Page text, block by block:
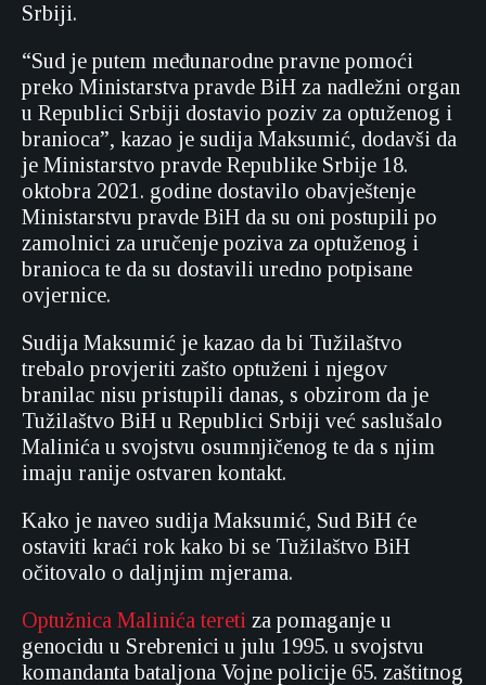
Srbiji.
“Sud je putem međunarodne pravne pomoći
preko Ministarstva pravde BiH za nadležni organ
u Republici Srbiji dostavio poziv za optuženog i
branioca”, kazao je sudija Maksumić, dodavši da
je Ministarstvo pravde Republike Srbije 18.
oktobra 2021. godine dostavilo obavještenje
Ministarstvu pravde BiH da su oni postupili po
zamolnici za uručenje poziva za optuženog i
branioca te da su dostavili uredno potpisane
ovjernice.
Sudija Maksumić je kazao da bi Tužilaštvo
trebalo provjeriti zašto optuženi i njegov
branilac nisu pristupili danas, s obzirom da je
Tužilaštvo BiH u Republici Srbiji već saslušalo
Malinića u svojstvu osumnjičenog te da s njim
imaju ranije ostvaren kontakt.
Kako je naveo sudija Maksumić, Sud BiH će
ostaviti kraći rok kako bi se Tužilaštvo BiH
očitovalo o daljnjim mjerama.
Optužnica Malinića tereti za pomaganje u
genocidu u Srebrenici u julu 1995. u svojstvu
komandanta bataljona Vojne policije 65. zaštitnog